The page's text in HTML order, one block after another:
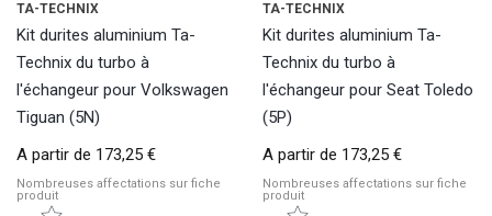
TA-TECHNIX
Kit durites aluminium Ta-
Technix du turbo à
l'échangeur pour Volkswagen
Tiguan (5N)
A partir de 173,25 €
Nombreuses affectations sur fiche
produit
TA-TECHNIX
Kit durites aluminium Ta-
Technix du turbo à
l'échangeur pour Seat Toledo
(5P)
A partir de 173,25 €
Nombreuses affectations sur fiche
produit